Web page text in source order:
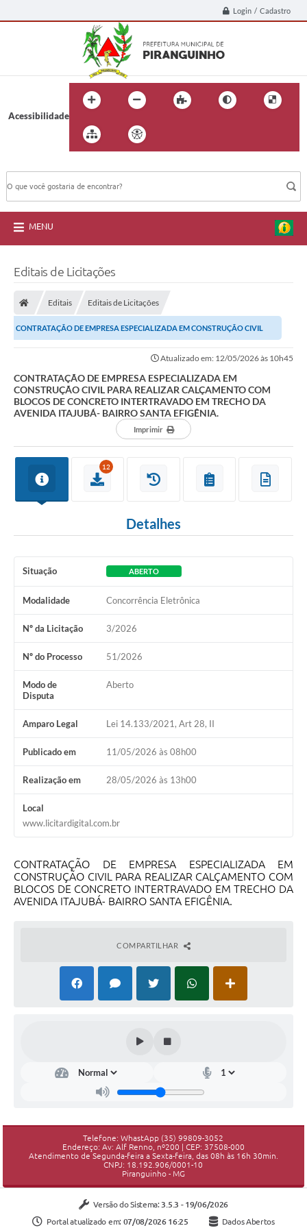
Login / Cadastro
Acessibilidade
MENU
Editais de Licitações
Editais Editais de Licitações
CONTRATAÇÃO DE EMPRESA ESPECIALIZADA EM CONSTRUÇÃO CIVIL
Atualizado em: 12/05/2026 às 10h45
CONTRATAÇÃO DE EMPRESA ESPECIALIZADA EM
CONSTRUÇÃO CIVIL PARA REALIZAR CALÇAMENTO COM
BLOCOS DE CONCRETO INTERTRAVADO EM TRECHO DA
AVENIDA ITAJUBÁ- BAIRRO SANTA EFIGÊNIA.
Imprimir
12
Detalhes
Situação ABERTO
Modalidade Concorrência Eletrônica
Nº da Licitação 3/2026
Nº do Processo 51/2026
Modo de
Disputa
Aberto
Amparo Legal Lei 14.133/2021, Art 28, II
Publicado em 11/05/2026 às 08h00
Realização em 28/05/2026 às 13h00
Local
www.licitardigital.com.br
CONTRATAÇÃO DE EMPRESA ESPECIALIZADA EM
CONSTRUÇÃO CIVIL PARA REALIZAR CALÇAMENTO COM
BLOCOS DE CONCRETO INTERTRAVADO EM TRECHO DA
AVENIDA ITAJUBÁ- BAIRRO SANTA EFIGÊNIA.
COMPARTILHAR
Telefone: WhastApp (35) 99809-3052
Endereço: Av: Alf Renno, nº200 | CEP: 37508-000
Atendimento de Segunda-feira a Sexta-feira, das 08h às 16h 30min.
CNPJ: 18.192.906/0001-10
Piranguinho - MG
Versão do Sistema: 3.5.3 - 19/06/2026
Portal atualizado em: 07/08/2026 16:25 Dados Abertos